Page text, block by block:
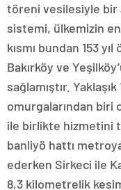
töreni vesilesiyle bir
sistemi, ülkemizin
kısmı bundan 153
Bakırköy ve
sağlamıştır.
omurgalarından biri
ile birlikte hizmetini
banliyö hattı
ederken Sirkeci ile
8,3 kilometrelik